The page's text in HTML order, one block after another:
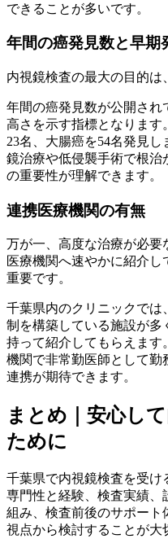
できることが多いです。
年間の癌発見数と早期
内視鏡検査の最大の目的は
年間の癌発見数が公開さ
高さを示す指標となります
23名、大腸癌を54名発見
鏡治療や低侵襲手術で根治
の重要性が理解できます。
連携医療機関の有無
万が一、高度な治療が必要
医療機関へ速やかに紹介
重要です。
千葉県内のクリニックで
制を構築している施設が多
持って紹介してもらえます
機関で非常勤医師として勤
連携が期待できます。
まとめ｜安心し
ために
千葉県で内視鏡検査を受
専門性と経験、検査実績、
組み、検査前後のサポート
視点から検討することが大